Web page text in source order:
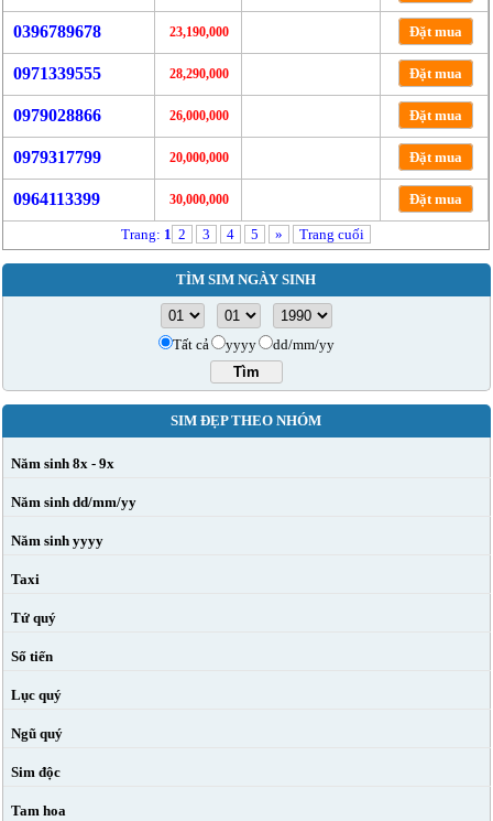
0396789678 23,190,000 Đặt mua
0971339555 28,290,000 Đặt mua
0979028866 26,000,000 Đặt mua
0979317799 20,000,000 Đặt mua
0964113399 30,000,000 Đặt mua
Trang: 1 2 3 4 5 » Trang cuối
TÌM SIM NGÀY SINH
Tất cả yyyy dd/mm/yy
SIM ĐẸP THEO NHÓM
Năm sinh 8x - 9x
Năm sinh dd/mm/yy
Năm sinh yyyy
Taxi
Tứ quý
Số tiến
Lục quý
Ngũ quý
Sim độc
Tam hoa